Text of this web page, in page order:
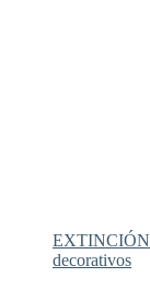
EXTINCIÓN
decorativos